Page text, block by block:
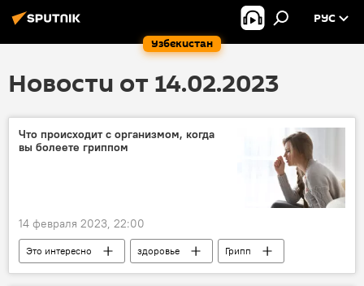
Узбекистан
РУС
Новости от 14.02.2023
Что происходит с организмом, когда
вы болеете гриппом
14 февраля 2023, 22:00
Это интересно здоровье Грипп